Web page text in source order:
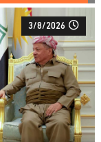
3/8/2026